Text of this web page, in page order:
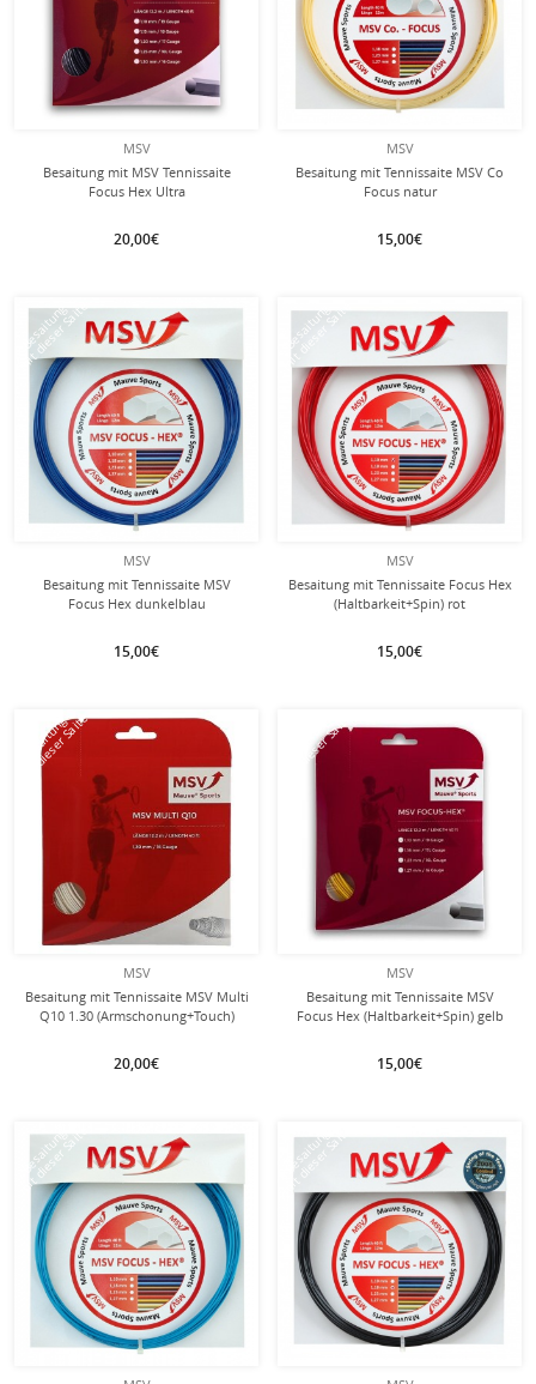
MSV
Besaitung mit MSV Tennissaite
Focus Hex Ultra
20,00€
MSV
Besaitung mit Tennissaite MSV Co
Focus natur
15,00€
MSV
Besaitung mit Tennissaite MSV
Focus Hex dunkelblau
15,00€
Besaitung
mit dieser Saite
MSV
Besaitung mit Tennissaite Focus Hex
(Haltbarkeit+Spin) rot
15,00€
Besaitung
mit dieser Saite
MSV
Besaitung mit Tennissaite MSV Multi
Q10 1.30 (Armschonung+Touch)
20,00€
Besaitung
mit dieser Saite
MSV
Besaitung mit Tennissaite MSV
Focus Hex (Haltbarkeit+Spin) gelb
15,00€
Besaitung
mit dieser Saite
Besaitung
mit dieser Saite Besaitung
mit dieser Saite